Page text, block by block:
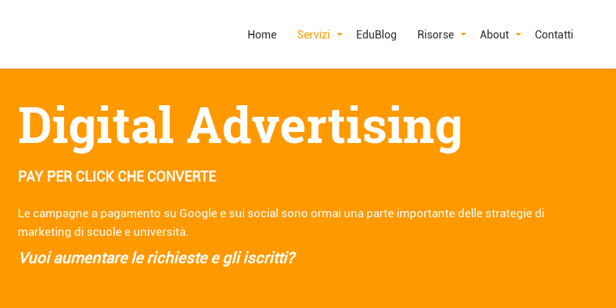
Home Servizi EduBlog Risorse About Contatti
Digital Advertising
PAY PER CLICK CHE CONVERTE
Le campagne a pagamento su Google e sui social sono ormai una parte importante delle strategie di
marketing di scuole e università.
Vuoi aumentare le richieste e gli iscritti?